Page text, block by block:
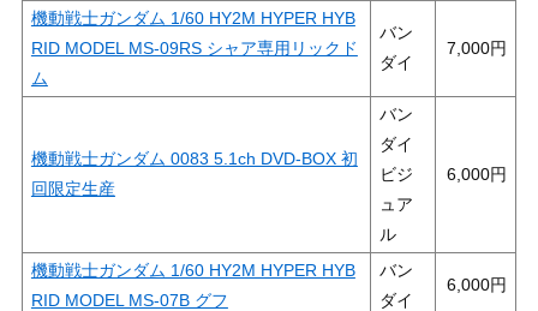
機動戦士ガンダム 1/60 HY2M HYPER HYB
RID MODEL MS-09RS シャア専用リックド
ム
バン
ダイ
7,000
機動戦士ガンダム 0083 5.1ch DVD-BOX 初
回限定生産
バン
ダイ
ビジ
ュア
ル
6,000
機動戦士ガンダム 1/60 HY2M HYPER HYB
RID MODEL MS-07B グフ
バン
ダイ
6,000